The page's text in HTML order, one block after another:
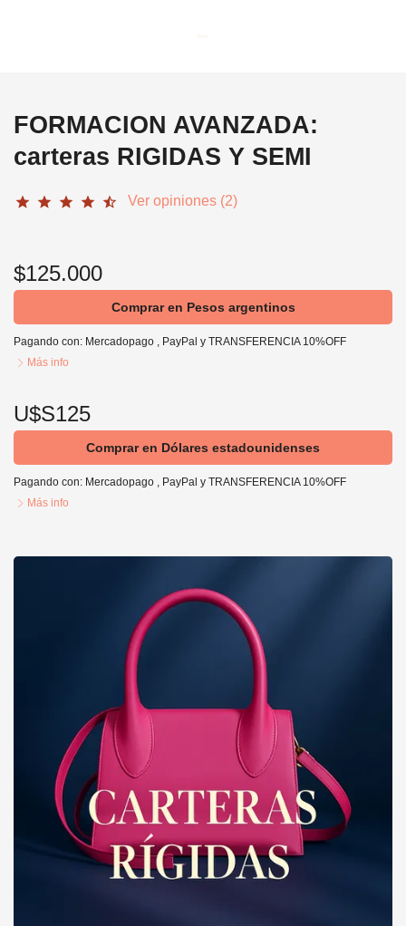
FORMACION AVANZADA:
carteras RIGIDAS Y SEMI
star star star star star_half Ver opiniones (2)
$125.000
Comprar en Pesos argentinos
Pagando con: Mercadopago , PayPal y TRANSFERENCIA 10%OFF
Más info
U$S125
Comprar en Dólares estadounidenses
Pagando con: Mercadopago , PayPal y TRANSFERENCIA 10%OFF
Más info